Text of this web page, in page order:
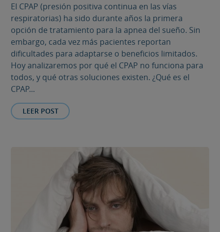
El CPAP (presión positiva continua en las vías
respiratorias) ha sido durante años la primera
opción de tratamiento para la apnea del sueño. Sin
embargo, cada vez más pacientes reportan
dificultades para adaptarse o beneficios limitados.
Hoy analizaremos por qué el CPAP no funciona para
todos, y qué otras soluciones existen. ¿Qué es el
CPAP...
LEER POST